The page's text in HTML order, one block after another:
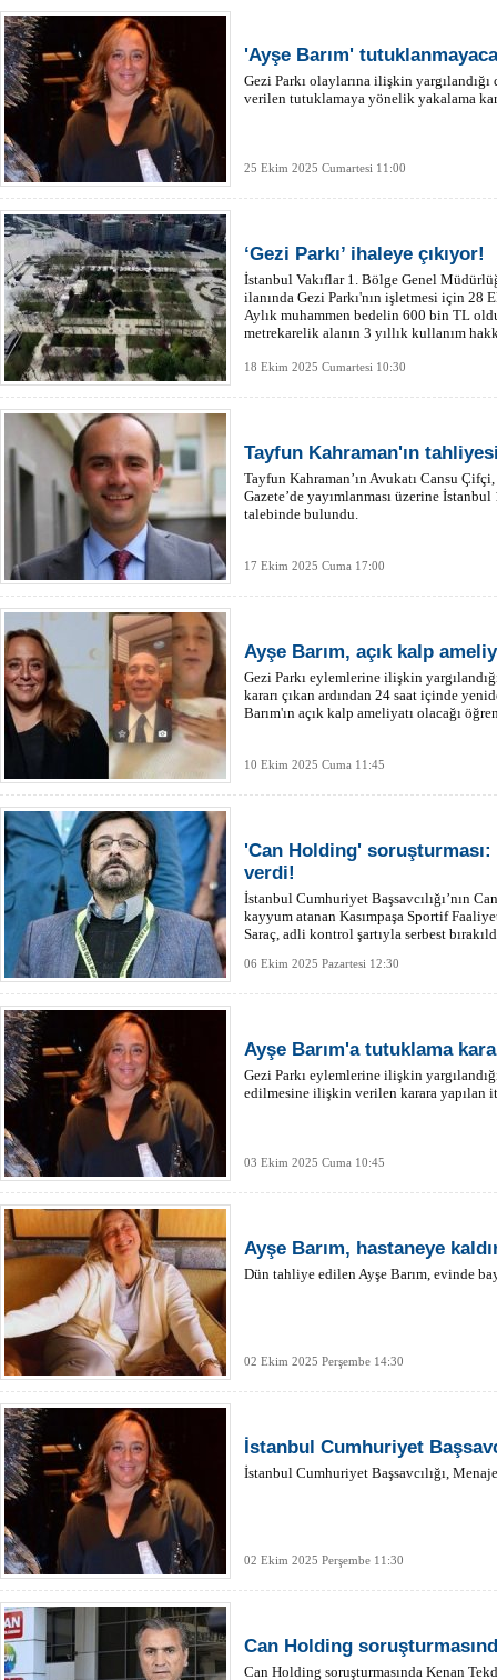
'Ayşe Barım'
Gezi Parkı olaylarına ilişkin
verilen tutuklamaya yönelik yakalama
25 Ekim 2025 Cumartesi 11:00
‘Gezi Parkı’ ihaleye çıkıyor!
İstanbul Vakıflar 1. Bölge Genel
ilanında Gezi Parkı'nın işletmesi için 28
Aylık muhammen bedelin 600 bin TL
metrekarelik alanın 3 yıllık kullanım
18 Ekim 2025 Cumartesi 10:30
Tayfun Kahraman'ın
Tayfun Kahraman’ın Avukatı Cansu
Gazete’de yayımlanması üzerine
talebinde bulundu.
17 Ekim 2025 Cuma 17:00
Ayşe Barım, açık kalp
Gezi Parkı eylemlerine ilişkin
kararı çıkan ardından 24 saat içinde
Barım'ın açık kalp ameliyatı olacağı
10 Ekim 2025 Cuma 11:45
'Can Holding'
verdi!
İstanbul Cumhuriyet Başsavcılığı’nın
kayyum atanan Kasımpaşa Sportif
Saraç, adli kontrol şartıyla serbest
06 Ekim 2025 Pazartesi 12:30
Ayşe Barım'a tutuklama
Gezi Parkı eylemlerine ilişkin
edilmesine ilişkin verilen karara yapılan
03 Ekim 2025 Cuma 10:45
Ayşe Barım, hastaneye
Dün tahliye edilen Ayşe Barım, evinde
02 Ekim 2025 Perşembe 14:30
İstanbul Cumhuriyet
İstanbul Cumhuriyet Başsavcılığı,
02 Ekim 2025 Perşembe 11:30
Can Holding
Can Holding soruşturmasında Kenan